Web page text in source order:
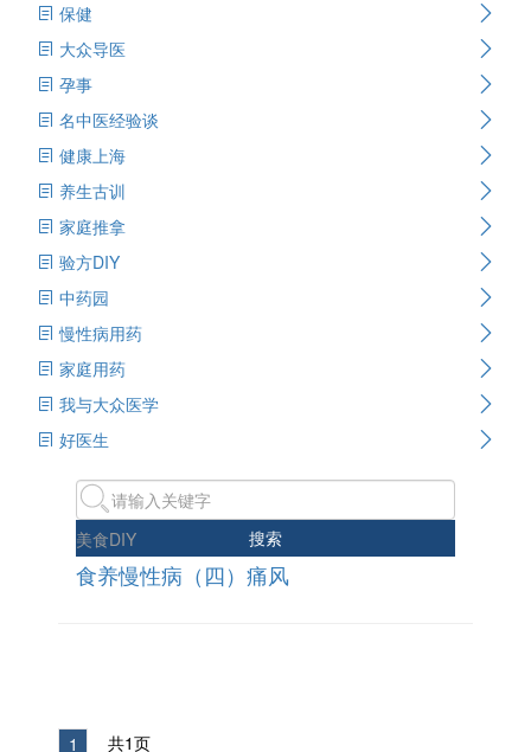
保健
大众导医
孕事
名中医经验谈
健康上海
养生古训
家庭推拿
验方DIY
中药园
慢性病用药
家庭用药
我与大众医学
好医生
搜索
美食DIY
食养慢性病（四）痛风
1 共1页